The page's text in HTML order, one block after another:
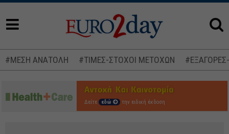
#ΜΕΣΗ ΑΝΑΤΟΛΗ #ΤΙΜΕΣ-ΣΤΟΧΟΙ ΜΕΤΟΧΩΝ
Δείτε εδώ την ειδική έκδοση